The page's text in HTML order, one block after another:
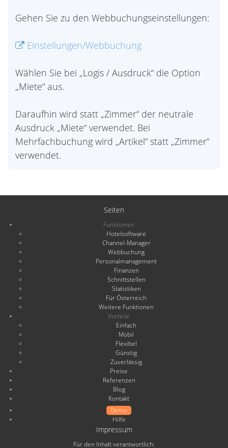
Gehen Sie zu den Webbuchungseinstellungen:
Einstellungen/Webbuchung
Wählen Sie bei „Logis / Ausdruck“ die Option
„Miete“ aus.
Daraufhin wird statt „Zimmer“ der neutrale
Ausdruck „Miete“ verwendet. Bei
Mehrfachbuchung wird „Artikel“ statt „Zimmer“
verwendet.
Seiten
Funktionen
Hotelsoftware
Channel-Manager
Webbuchung
Personalmanagement
Finanzen
Schnittstellen
Statistiken
Für Österreich
Weitere Funktionen
Vorteile
Einfach
Mobil
Flexibel
Günstig
Zuverlässig
Preise
Referenzen
Blog
Kontakt
Demo
Hilfe
Impressum
Für den Inhalt verantwortlich: